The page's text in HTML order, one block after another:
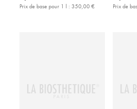
Prix de base pour 1 l : 350,00 € Prix de